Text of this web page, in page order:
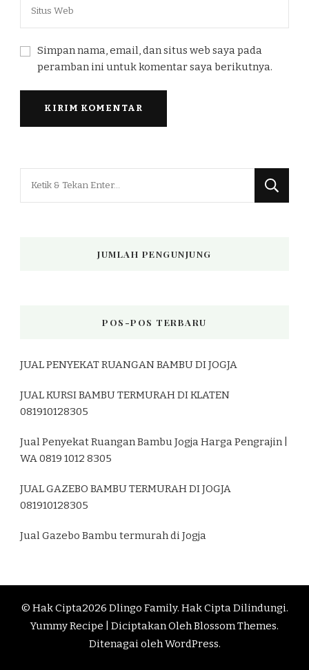
Simpan nama, email, dan situs web saya pada
peramban ini untuk komentar saya berikutnya.
JUMLAH PENGUNJUNG
POS-POS TERBARU
JUAL PENYEKAT RUANGAN BAMBU DI JOGJA
JUAL KURSI BAMBU TERMURAH DI KLATEN
081910128305
Jual Penyekat Ruangan Bambu Jogja Harga Pengrajin |
WA 0819 1012 8305
JUAL GAZEBO BAMBU TERMURAH DI JOGJA
081910128305
Jual Gazebo Bambu termurah di Jogja
© Hak Cipta2026 Dlingo Family. Hak Cipta Dilindungi.
Yummy Recipe | Diciptakan OlehBlossom Themes.
Ditenagai olehWordPress.